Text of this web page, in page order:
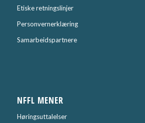
Etiske retningslinjer
Personvernerklæring
Samarbeidspartnere
NFFL MENER
Høringsuttalelser